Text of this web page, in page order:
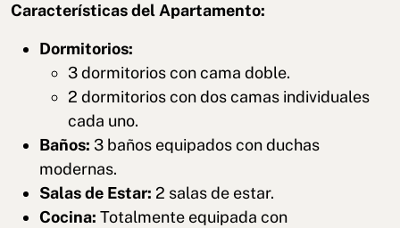
Características del Apartamento:
Dormitorios:
3 dormitorios con cama doble.
2 dormitorios con dos camas individuales
cada uno.
Baños: 3 baños equipados con duchas
modernas.
Salas de Estar: 2 salas de estar.
Cocina: Totalmente equipada con